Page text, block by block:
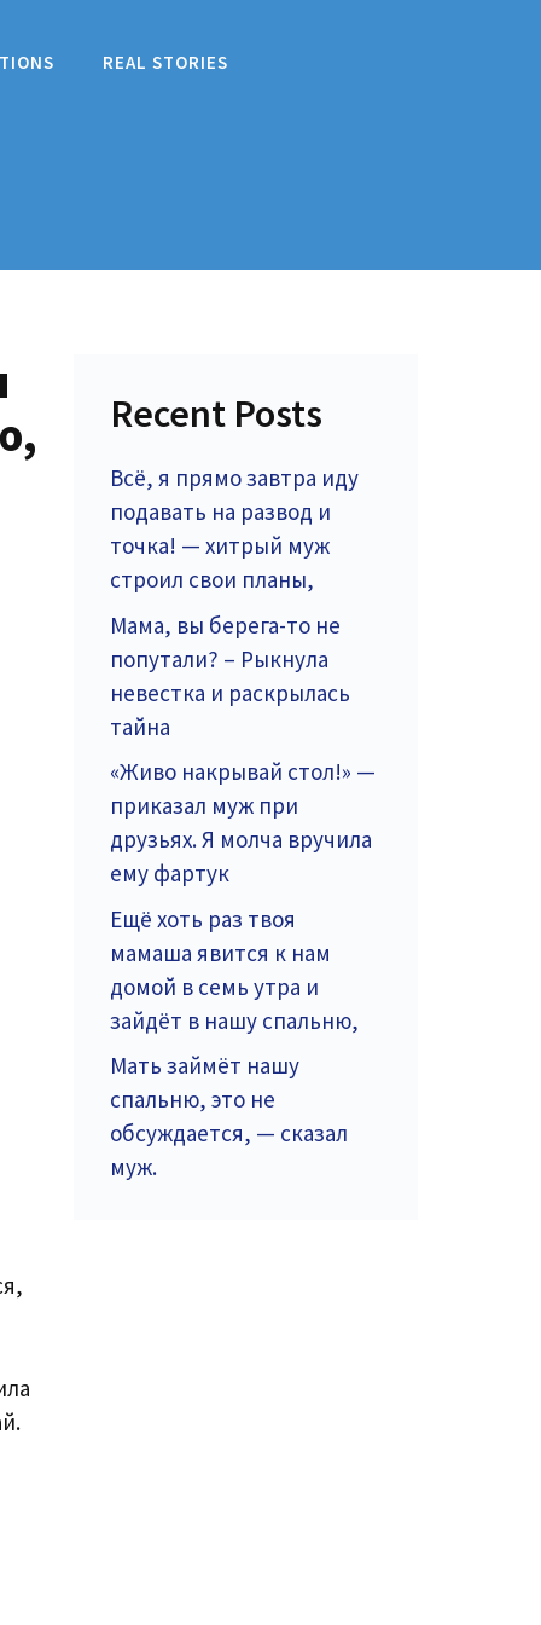
REAL STORIES
Recent Posts
Всё, я прямо завтра иду
подавать на развод и
точка! — хитрый муж
строил свои планы,
Мама, вы берега-то не
попутали? – Рыкнула
невестка и раскрылась
тайна
«Живо накрывай стол!» —
приказал муж при
друзьях. Я молча вручила
ему фартук
Ещё хоть раз твоя
мамаша явится к нам
домой в семь утра и
зайдёт в нашу спальню,
Мать займёт нашу
спальню, это не
обсуждается, — сказал
муж.